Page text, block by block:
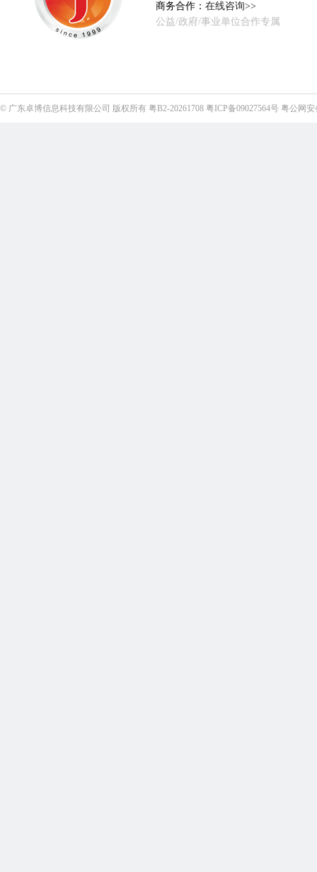
商务合作： 在线咨询>>
公益/政府/事业单位合作专属
© 广东卓博信息科技有限公司 版权所有 粤B2-20261708 粤ICP备09027564号 粤公网安